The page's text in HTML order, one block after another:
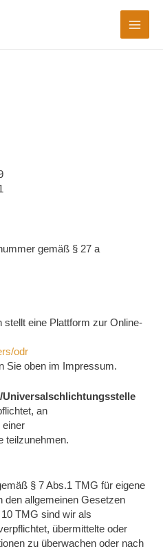
gemäß § 27 a
eine Plattform zur Online-
odr
Sie oben im Impressum.
an
einer
teilzunehmen.
§ 7 Abs.1 TMG für eigene
den allgemeinen Gesetzen
TMG sind wir als
übermittelte oder
zu überwachen oder nach